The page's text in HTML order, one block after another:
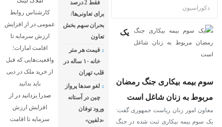
دکوراسیون
یک
سوم بیمه بیکاری جنگ رمضان
مربوط به زنان شاغل است
معاون امور زنان ریاست جمهوری گفت:
یک سوم بیمه بیکاری ثبت شده در جنگ
فقط 2 درصد
برای تعاونی‌ها/
بحران سهم بخش
تعاون
قیمت هر متر
خانه ۱۰ ساله در
قلب تهران
لغو صدها پرواز
چین در آستانه
ورود توفان
«دلفین»
کارشناس روابط
عمومیدر
از افزایش
ارزش سرمایه تا
اقامت امارات؛
واقعیت‌هایی که قبل
از خرید ملک در دبی
باید بدانید
صدرا یزدانبد در
از
افزایش ارزش
سرمایه تا اقامت